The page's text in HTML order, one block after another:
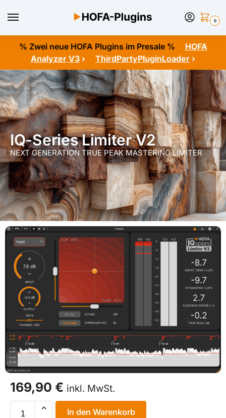
0
% Zwei neue HOFA Plugins im Presale %
HOFA
Analyzer V3 › ThirdPartyPluginLoader ›
IQ-Series Limiter V2
NEXT GENERATION TRUE PEAK MASTERING LIMITER
169,90 € inkl. MwSt.
In den Warenkorb